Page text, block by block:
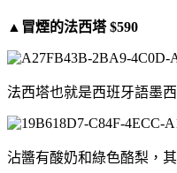
▲冒煙的法西塔 $590
法西塔也就是西班牙語墨
沾醬有酸奶和綠色酪梨，